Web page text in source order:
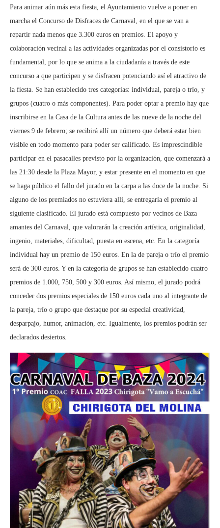
Para animar aún más esta fiesta, el Ayuntamiento vuelve a poner en
marcha el Concurso de Disfraces de Carnaval, en el que se van a
repartir nada menos que 3.300 euros en premios. El apoyo y
colaboración vecinal a las actividades organizadas por el consistorio es
fundamental, por lo que se anima a la ciudadanía a través de este
concurso a que participen y se disfracen potenciando así el atractivo de
la fiesta. Se han establecido tres categorías: individual, pareja o trío, y
grupos (cuatro o más componentes). Para poder optar a premio hay que
inscribirse en la Casa de la Cultura antes de las nueve de la noche del
viernes 9 de febrero; se recibirá allí un número que deberá estar bien
visible en todo momento para poder ser calificado. Es imprescindible
participar en el pasacalles previsto por la organización, que comenzará a
las 21:30 desde la Plaza Mayor, y estar presente en el momento en que
se haga público el fallo del jurado en la carpa a las doce de la noche. Si
alguno de los premiados no estuviera allí, se entregaría el premio al
siguiente clasificado. El jurado está compuesto por vecinos de Baza
amantes del Carnaval, que valorarán la creación artística, originalidad,
ingenio, materiales, dificultad, puesta en escena, etc. En la categoría
individual hay un premio de 150 euros. En la de pareja o trío el premio
será de 300 euros. Y en la categoría de grupos se han establecido cuatro
premios de 1.000, 750, 500 y 300 euros. Así mismo, el jurado podrá
conceder dos premios especiales de 150 euros cada uno al integrante de
la pareja, trío o grupo que destaque por su especial creatividad,
desparpajo, humor, animación, etc. Igualmente, los premios podrán ser
declarados desiertos.